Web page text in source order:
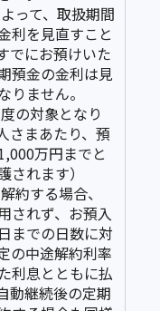
って、取扱期間
利を見直すこと
でにお預けいた
預金の金利は見
りません。
の対象となり
さまあたり、預
万円までと
されます）
約する場合、
されず、お預入
までの日数に対
の中途解約利率
利息とともに払
動継続後の定期